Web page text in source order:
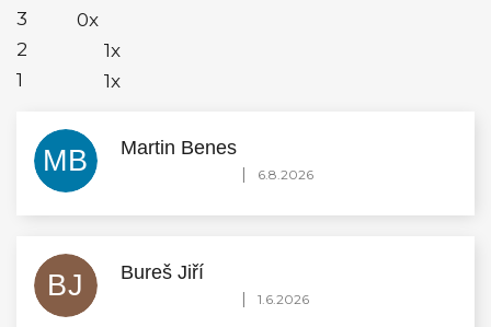
3
0x
2
1x
1
1x
MB Martin Benes
Hodnocení obchodu je 5 z 5 hvězdiček.
| 6.8.2026
BJ Bureš Jiří
Hodnocení obchodu je 5 z 5 hvězdiček.
| 1.6.2026